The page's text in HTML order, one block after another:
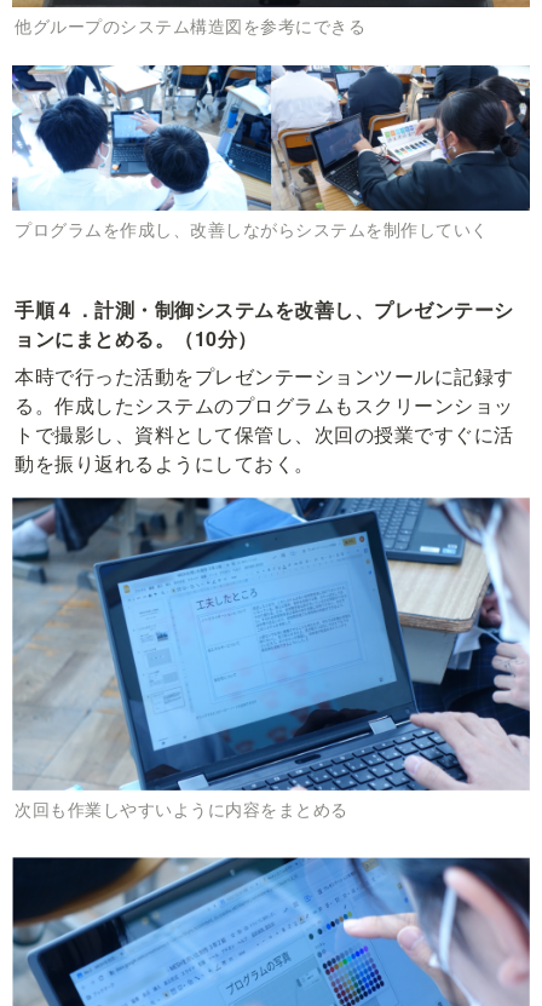
他グループのシステム構造図を参考にできる
プログラムを作成し、改善しながらシステムを制作していく
手順４．計測・制御システムを改善し、プレゼンテーシ
ョンにまとめる。（10分）
本時で行った活動をプレゼンテーションツールに記録す
る。作成したシステムのプログラムもスクリーンショッ
トで撮影し、資料として保管し、次回の授業ですぐに活
動を振り返れるようにしておく。
次回も作業しやすいように内容をまとめる